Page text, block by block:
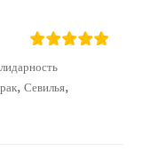
рак, Севилья,